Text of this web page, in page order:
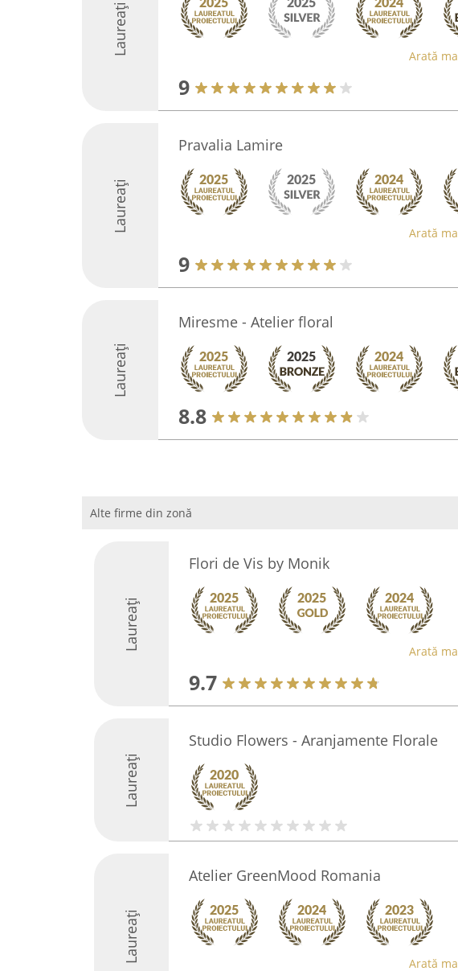
Laureați Arată
9
Laureați
Pravalia Lamire
Arată
9
Laureați
Miresme - Atelier floral
8.8
Alte firme din zonă
Laureați
Flori de Vis by Monik
Arată
9.7
Laureați
Studio Flowers - Aranjamente Florale
Laureați
Atelier GreenMood Romania
Arată